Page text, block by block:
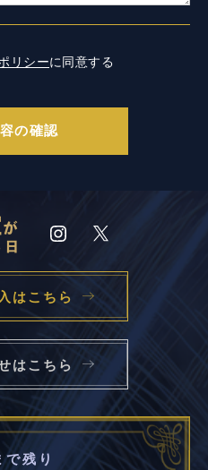
リシーに同意する
はこちら
はこちら
で残り